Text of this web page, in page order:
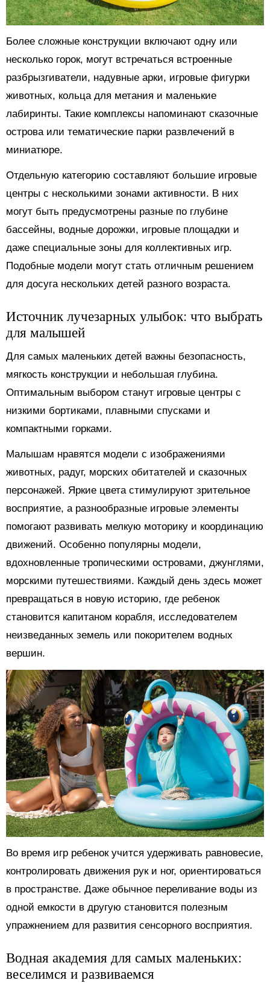
Более сложные конструкции включают одну или
несколько горок, могут встречаться встроенные
разбрызгиватели, надувные арки, игровые фигурки
животных, кольца для метания и маленькие
лабиринты. Такие комплексы напоминают сказочные
острова или тематические парки развлечений в
миниатюре.
Отдельную категорию составляют большие игровые
центры с несколькими зонами активности. В них
могут быть предусмотрены разные по глубине
бассейны, водные дорожки, игровые площадки и
даже специальные зоны для коллективных игр.
Подобные модели могут стать отличным решением
для досуга нескольких детей разного возраста.
Источник лучезарных улыбок: что выбрать
для малышей
Для самых маленьких детей важны безопасность,
мягкость конструкции и небольшая глубина.
Оптимальным выбором станут игровые центры с
низкими бортиками, плавными спусками и
компактными горками.
Малышам нравятся модели с изображениями
животных, радуг, морских обитателей и сказочных
персонажей. Яркие цвета стимулируют зрительное
восприятие, а разнообразные игровые элементы
помогают развивать мелкую моторику и координацию
движений. Особенно популярны модели,
вдохновленные тропическими островами, джунглями,
морскими путешествиями. Каждый день здесь может
превращаться в новую историю, где ребенок
становится капитаном корабля, исследователем
неизведанных земель или покорителем водных
вершин.
Во время игр ребенок учится удерживать равновесие,
контролировать движения рук и ног, ориентироваться
в пространстве. Даже обычное переливание воды из
одной емкости в другую становится полезным
упражнением для развития сенсорного восприятия.
Водная академия для самых маленьких:
веселимся и развиваемся